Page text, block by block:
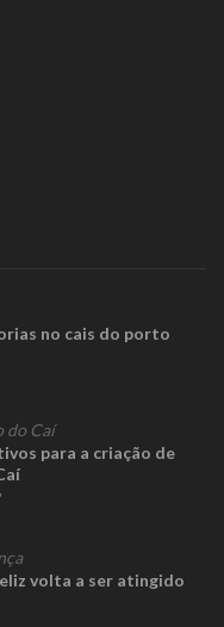
no cais do porto
do Caí
para a criação de
volta a ser atingido